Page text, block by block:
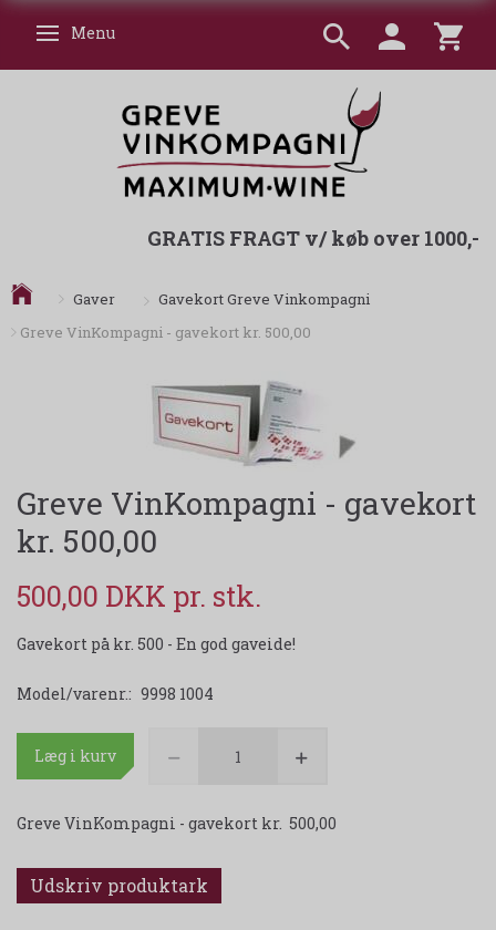
Skifte navigation
Menu
GRATIS FRAGT v/ køb over 1000,-
Gaver
Gavekort Greve Vinkompagni
Greve VinKompagni - gavekort kr. 500,00
Greve VinKompagni - gavekort
kr. 500,00
500,00 DKK
Gavekort på kr. 500 - En god gaveide!
Model/varenr.: 9998 1004
Læg i kurv
Greve VinKompagni - gavekort kr. 500,00
Udskriv produktark